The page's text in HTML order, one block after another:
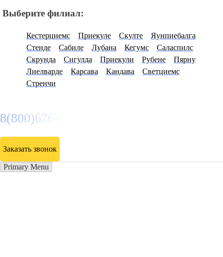
Выберите филиал:
Кестерциемс Приекуле Скулте
Яунпиебалга
Стенде
Сабиле Лубана Кегумс
Саласпилс
Скрунда
Сигулда Приекули Рубене
Пярну
Лиелварде
Карсава Кандава
Светциемс
Стренчи
8(800)6764935
Заказать звонок
Primary Menu